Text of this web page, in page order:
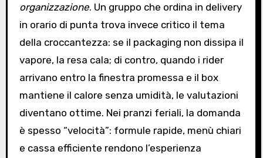
organizzazione. Un gruppo che ordina in delivery
in orario di punta trova invece critico il tema
della croccantezza: se il packaging non dissipa il
vapore, la resa cala; di contro, quando i rider
arrivano entro la finestra promessa e il box
mantiene il calore senza umidità, le valutazioni
diventano ottime. Nei pranzi feriali, la domanda
è spesso “velocità”: formule rapide, menù chiari
e cassa efficiente rendono l’esperienza